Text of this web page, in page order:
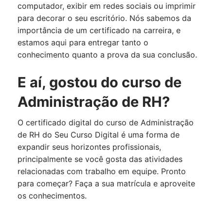
computador, exibir em redes sociais ou imprimir
para decorar o seu escritório. Nós sabemos da
importância de um certificado na carreira, e
estamos aqui para entregar tanto o
conhecimento quanto a prova da sua conclusão.
E aí, gostou do curso de
Administração de RH?
O certificado digital do curso de Administração
de RH do Seu Curso Digital é uma forma de
expandir seus horizontes profissionais,
principalmente se você gosta das atividades
relacionadas com trabalho em equipe. Pronto
para começar? Faça a sua matrícula e aproveite
os conhecimentos.